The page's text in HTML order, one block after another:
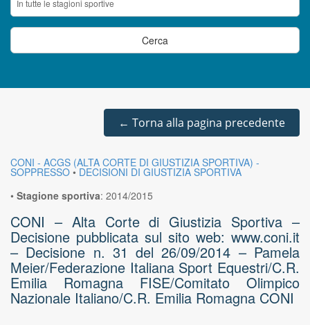
← Torna alla pagina precedente
CONI - ACGS (ALTA CORTE DI GIUSTIZIA SPORTIVA) -
SOPPRESSO • DECISIONI DI GIUSTIZIA SPORTIVA
• Stagione sportiva: 2014/2015
CONI – Alta Corte di Giustizia Sportiva –
Decisione pubblicata sul sito web: www.coni.it
– Decisione n. 31 del 26/09/2014 – Pamela
Meier/Federazione Italiana Sport Equestri/C.R.
Emilia Romagna FISE/Comitato Olimpico
Nazionale Italiano/C.R. Emilia Romagna CONI